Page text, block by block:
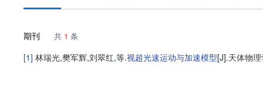
期刊 共 1 条
[1] 林瑞光,樊军辉,刘翠红,等.视超光速运动与加速模型[J].天体物